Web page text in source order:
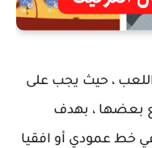
، حيث يجب على
بعضها ، بهدف
خط عمودي أو افقيا